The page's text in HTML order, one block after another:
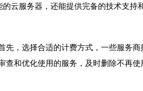
云服务器，还能提供完备的技术支持
，选择合适的计费方式，一些服务
和优化使用的服务，及时删除不再使